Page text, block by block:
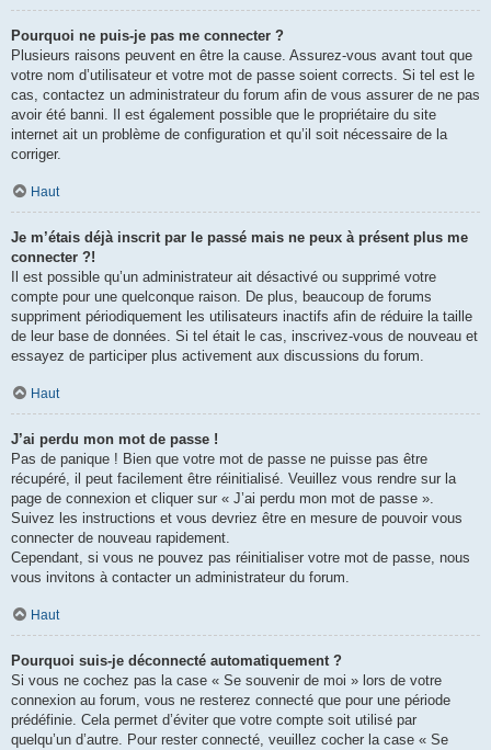
Pourquoi ne puis-je pas me connecter ?
Plusieurs raisons peuvent en être la cause. Assurez-vous avant tout que
votre nom d’utilisateur et votre mot de passe soient corrects. Si tel est le
cas, contactez un administrateur du forum afin de vous assurer de ne pas
avoir été banni. Il est également possible que le propriétaire du site
internet ait un problème de configuration et qu’il soit nécessaire de la
corriger.
Haut
Je m’étais déjà inscrit par le passé mais ne peux à présent plus me
connecter ?!
Il est possible qu’un administrateur ait désactivé ou supprimé votre
compte pour une quelconque raison. De plus, beaucoup de forums
suppriment périodiquement les utilisateurs inactifs afin de réduire la taille
de leur base de données. Si tel était le cas, inscrivez-vous de nouveau et
essayez de participer plus activement aux discussions du forum.
Haut
J’ai perdu mon mot de passe !
Pas de panique ! Bien que votre mot de passe ne puisse pas être
récupéré, il peut facilement être réinitialisé. Veuillez vous rendre sur la
page de connexion et cliquer sur « J’ai perdu mon mot de passe ».
Suivez les instructions et vous devriez être en mesure de pouvoir vous
connecter de nouveau rapidement.
Cependant, si vous ne pouvez pas réinitialiser votre mot de passe, nous
vous invitons à contacter un administrateur du forum.
Haut
Pourquoi suis-je déconnecté automatiquement ?
Si vous ne cochez pas la case « Se souvenir de moi » lors de votre
connexion au forum, vous ne resterez connecté que pour une période
prédéfinie. Cela permet d’éviter que votre compte soit utilisé par
quelqu’un d’autre. Pour rester connecté, veuillez cocher la case « Se